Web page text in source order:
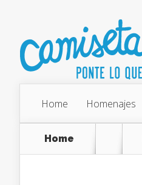
Home Homenajes
Home